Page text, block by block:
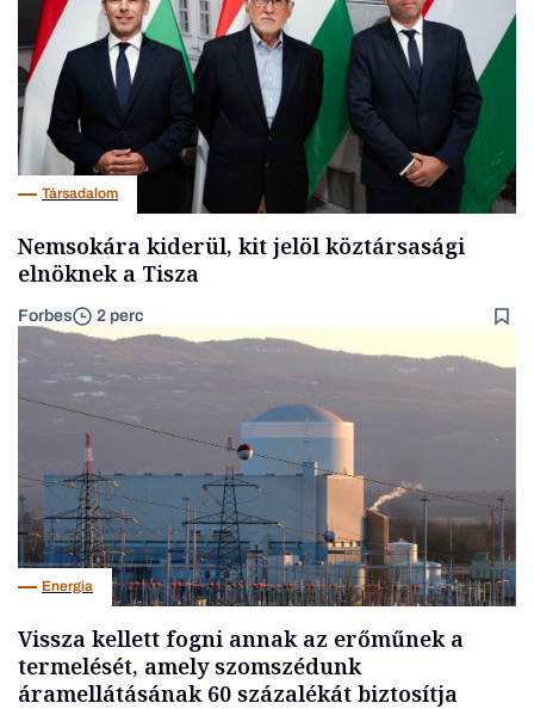
Társadalom
Nemsokára kiderül, kit jelöl köztársasági
elnöknek a Tisza
Forbes 2 perc
Energia
Vissza kellett fogni annak az erőműnek a
termelését, amely szomszédunk
áramellátásának 60 százalékát biztosítja